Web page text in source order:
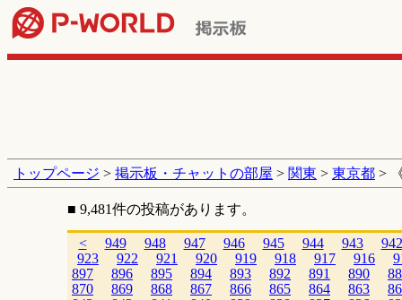
トップページ > 掲示板・チャットの部屋 > 関東 > 東京都 >
■ 9,481件の投稿があります。
< 949 948 947 946 945 944 943
942
923
922 921 920 919 918 917 916
897
896 895 894 893 892 891 890
870
869 868 867 866 865 864 863